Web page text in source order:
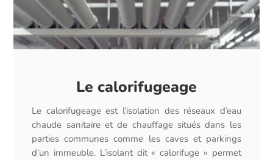
Le calorifugeage
Le calorifugeage est l’isolation des réseaux d’eau
chaude sanitaire et de chauffage situés dans les
parties communes comme les caves et parkings
d’un immeuble. L’isolant dit « calorifuge » permet